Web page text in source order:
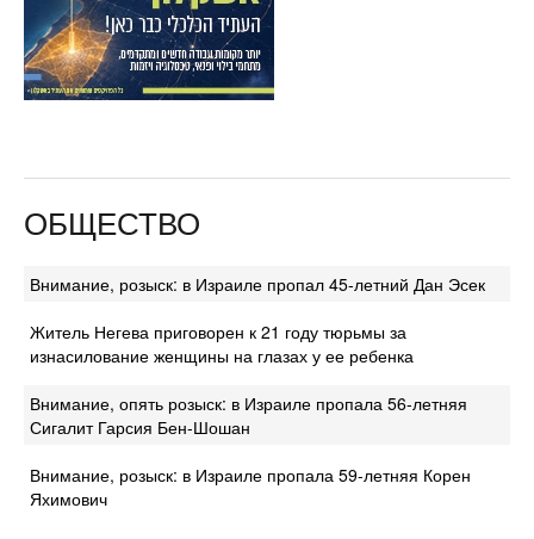
ОБЩЕСТВО
Внимание, розыск: в Израиле пропал 45-летний Дан Эсек
Житель Негева приговорен к 21 году тюрьмы за
изнасилование женщины на глазах у ее ребенка
Внимание, опять розыск: в Израиле пропала 56-летняя
Сигалит Гарсия Бен-Шошан
Внимание, розыск: в Израиле пропала 59-летняя Корен
Яхимович